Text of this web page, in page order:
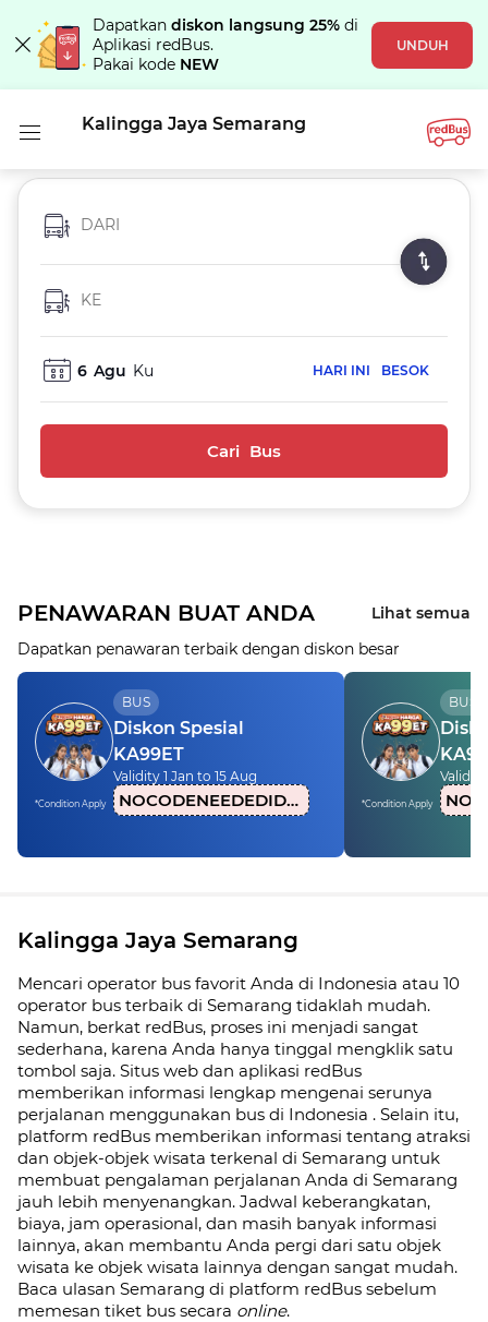
Dapatkan diskon langsung 25% di
Aplikasi redBus.
Pakai kode NEW
UNDUH
Kalingga Jaya Semarang
DARI
KE
6 Agu Ku HARI INI BESOK
Cari Bus
PENAWARAN BUAT ANDA
Lihat semua
Dapatkan penawaran terbaik dengan diskon besar
*Condition Apply
BUS
Diskon Spesial
KA99ET
Validity 1 Jan to 15 Aug
NOCODENEEDEDIDN1 *Condition Apply
BUS
Validity
Kalingga Jaya Semarang
Mencari operator bus favorit Anda di Indonesia atau 10
operator bus terbaik di Semarang tidaklah mudah.
Namun, berkat redBus, proses ini menjadi sangat
sederhana, karena Anda hanya tinggal mengklik satu
tombol saja. Situs web dan aplikasi redBus
memberikan informasi lengkap mengenai serunya
perjalanan menggunakan bus di Indonesia . Selain itu,
platform redBus memberikan informasi tentang atraksi
dan objek-objek wisata terkenal di Semarang untuk
membuat pengalaman perjalanan Anda di Semarang
jauh lebih menyenangkan. Jadwal keberangkatan,
biaya, jam operasional, dan masih banyak informasi
lainnya, akan membantu Anda pergi dari satu objek
wisata ke objek wisata lainnya dengan sangat mudah.
Baca ulasan Semarang di platform redBus sebelum
memesan tiket bus secara online.